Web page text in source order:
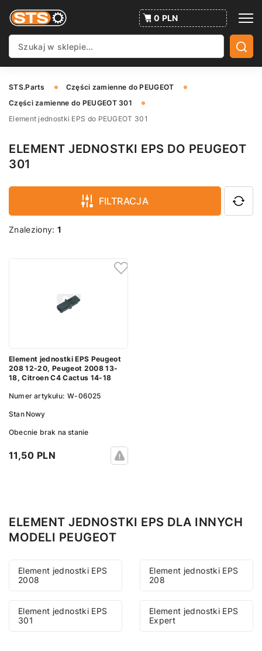
0 PLN
STS.Parts
Części zamienne do PEUGEOT
Części zamienne do PEUGEOT 301
Element jednostki EPS do PEUGEOT 301
ELEMENT JEDNOSTKI EPS DO PEUGEOT
301
FILTRACJA
Znaleziony:1
Element jednostki EPS Peugeot
208 12-20, Peugeot 2008 13-
18, Citroen C4 Cactus 14-18
Numer artykułu: W-06025
Stan Nowy
Obecnie brak na stanie
11,50 PLN
ELEMENT JEDNOSTKI EPS DLA INNYCH
MODELI PEUGEOT
Element jednostki EPS
2008
Element jednostki EPS
208
Element jednostki EPS
301
Element jednostki EPS
Expert